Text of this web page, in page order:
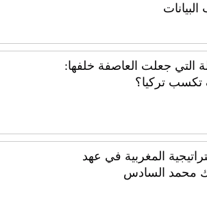
التي جعلت العاصفة خلفها:
تركيا؟
المغربية في عهد
محمد السادس